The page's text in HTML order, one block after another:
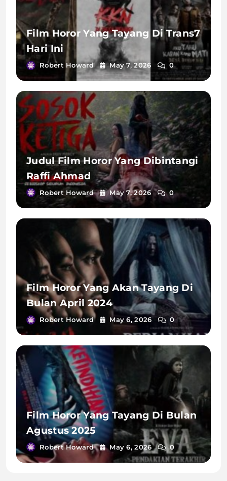
Film Horor Yang Tayang Di Trans7
Hari Ini
Robert Howard May 7, 2026 0
Judul Film Horor Yang Dibintangi
Raffi Ahmad
Robert Howard May 7, 2026 0
Film Horor Yang Akan Tayang Di
Bulan April 2024
Robert Howard May 6, 2026 0
Film Horor Yang Tayang Di Bulan
Agustus 2025
Robert Howard May 6, 2026 0